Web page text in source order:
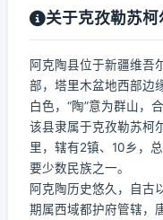
关于克孜勒苏柯
阿克陶县位于新疆维吾
部，塔里木盆地西部边
白色，“陶”意为群山，
该县隶属于克孜勒苏柯
里，辖有2镇、10乡，
要少数民族之一。
阿克陶历史悠久，自古
期属西域都护府管辖，